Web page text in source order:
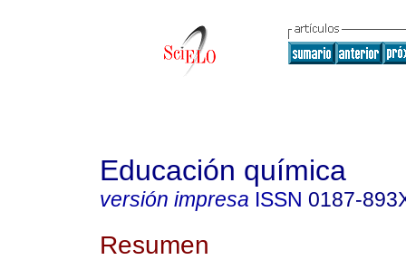
Educación química
versión impresa ISSN 0187-
Resumen